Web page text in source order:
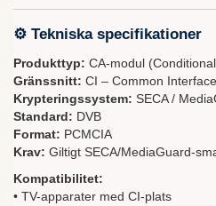
⚙ Tekniska specifikationer
Produkttyp: CA-modul
Gränssnitt: CI – Common Interface
Krypteringssystem: SECA /
Standard: DVB
Format: PCMCIA
Krav: Giltigt SECA/MediaGuard-
Kompatibilitet:
• TV-apparater med CI-plats